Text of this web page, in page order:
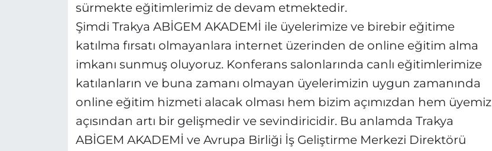
sürmekte eğitimlerimiz de devam etmektedir.
Şimdi Trakya ABİGEM AKADEMİ ile üyelerimize ve birebir eğitime
katılma fırsatı olmayanlara internet üzerinden de online eğitim alma
imkanı sunmuş oluyoruz. Konferans salonlarında canlı eğitimlerimize
katılanların ve buna zamanı olmayan üyelerimizin uygun zamanında
online eğitim hizmeti alacak olması hem bizim açımızdan hem üyemiz
açısından artı bir gelişmedir ve sevindiricidir. Bu anlamda Trakya
ABİGEM AKADEMİ ve Avrupa Birliği İş Geliştirme Merkezi Direktörü